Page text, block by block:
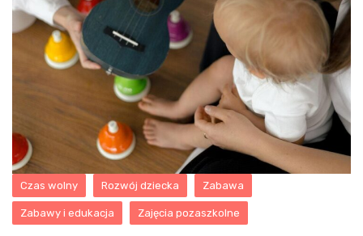
Czas wolny Rozwój dziecka Zabawa
Zabawy i edukacja Zajęcia pozaszkolne